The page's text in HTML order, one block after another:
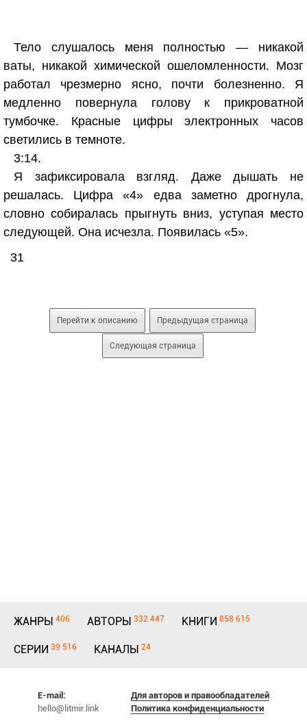
Тело слушалось меня полностью — никакой
ваты, никакой химической ошеломленности. Мозг
работал чрезмерно ясно, почти болезненно. Я
медленно повернула голову к прикроватной
тумбочке. Красные цифры электронных часов
светились в темноте.
3:14.
Я зафиксировала взгляд. Даже дышать не
решалась. Цифра «4» едва заметно дрогнула,
словно собиралась прыгнуть вниз, уступая место
следующей. Она исчезла. Появилась «5».
31
Перейти к описанию Предыдущая страница
Следующая страница
ЖАНРЫ 406 АВТОРЫ 332 447 КНИГИ 858 615
СЕРИИ 39 516 КАНАЛЫ 24
E-mail:
hello@litmir.link
Для авторов и правообладателей
Политика конфиденциальности